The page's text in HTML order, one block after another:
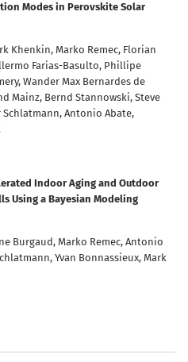
Modes in Perovskite Solar
Khenkin, Marko Remec, Florian
Farias-Basulto, Phillipe
Wander Max Bernardes de
Mainz, Bernd Stannowski, Steve
Schlatmann, Antonio Abate,
Indoor Aging and Outdoor
Using a Bayesian Modeling
Burgaud, Marko Remec, Antonio
Yvan Bonnassieux, Mark